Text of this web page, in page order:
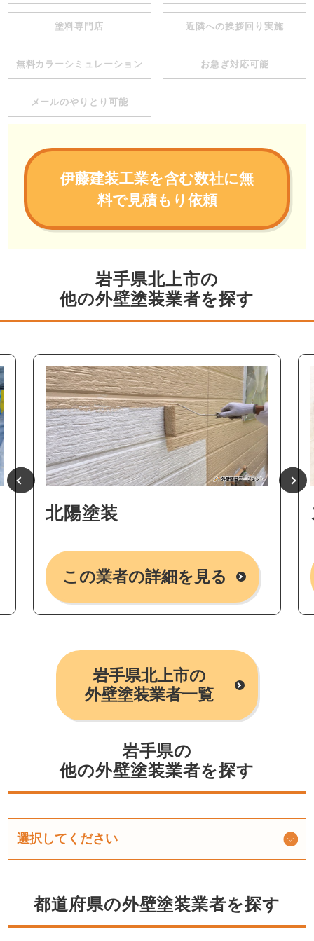
塗料専門店 近隣への挨拶回り実施
無料カラーシミュレーション お急ぎ対応可能
メールのやりとり可能
伊藤建装工業を含む数社に無
料で見積もり依頼
岩手県北上市の
他の外壁塗装業者を探す
北陽塗装
この業者の詳細を見る
岩手県北上市の
外壁塗装業者一覧
岩手県の
他の外壁塗装業者を探す
都道府県の外壁塗装業者を探す